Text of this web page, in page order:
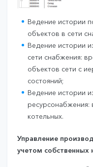
Ведение истории
объектов в сети
Ведение истории
сети снабжения:
объектов сети с
состояний;
Ведение истории
ресурсонабжения:
котельных.
Управление
учетом собственных